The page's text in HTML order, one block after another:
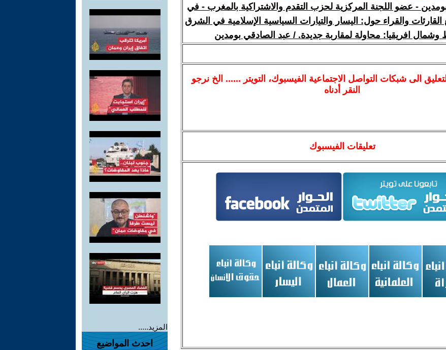
- عضو اللجنة المركزية لحزب التقدم والاشتراكية بالمغرب - في
والقراء حول: اليسار والتيارات السياسية الإسلامية في الشرق
وشمال افريقيا: محاولة لمقاربة جديدة. / عبد الصادقي بومدين
الى شبكات التواصل الاجتماعية الفيسبوك، التويتر ...... الخ نرجو
النقر أدناه
تعليقات الفيسبوك
المزيد.....
احدث المواضيع